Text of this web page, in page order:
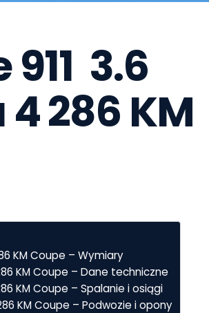
3.6
286 KM
KM Coupe – Wymiary
KM Coupe – Dane techniczne
KM Coupe – Spalanie i osiągi
KM Coupe – Podwozie i opony